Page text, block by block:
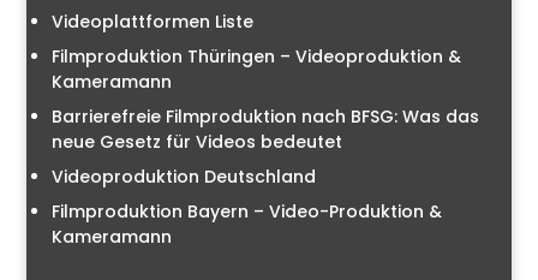
Videoplattformen Liste
Filmproduktion Thüringen – Videoproduktion &
Kameramann
Barrierefreie Filmproduktion nach BFSG: Was das
neue Gesetz für Videos bedeutet
Videoproduktion Deutschland
Filmproduktion Bayern – Video-Produktion &
Kameramann